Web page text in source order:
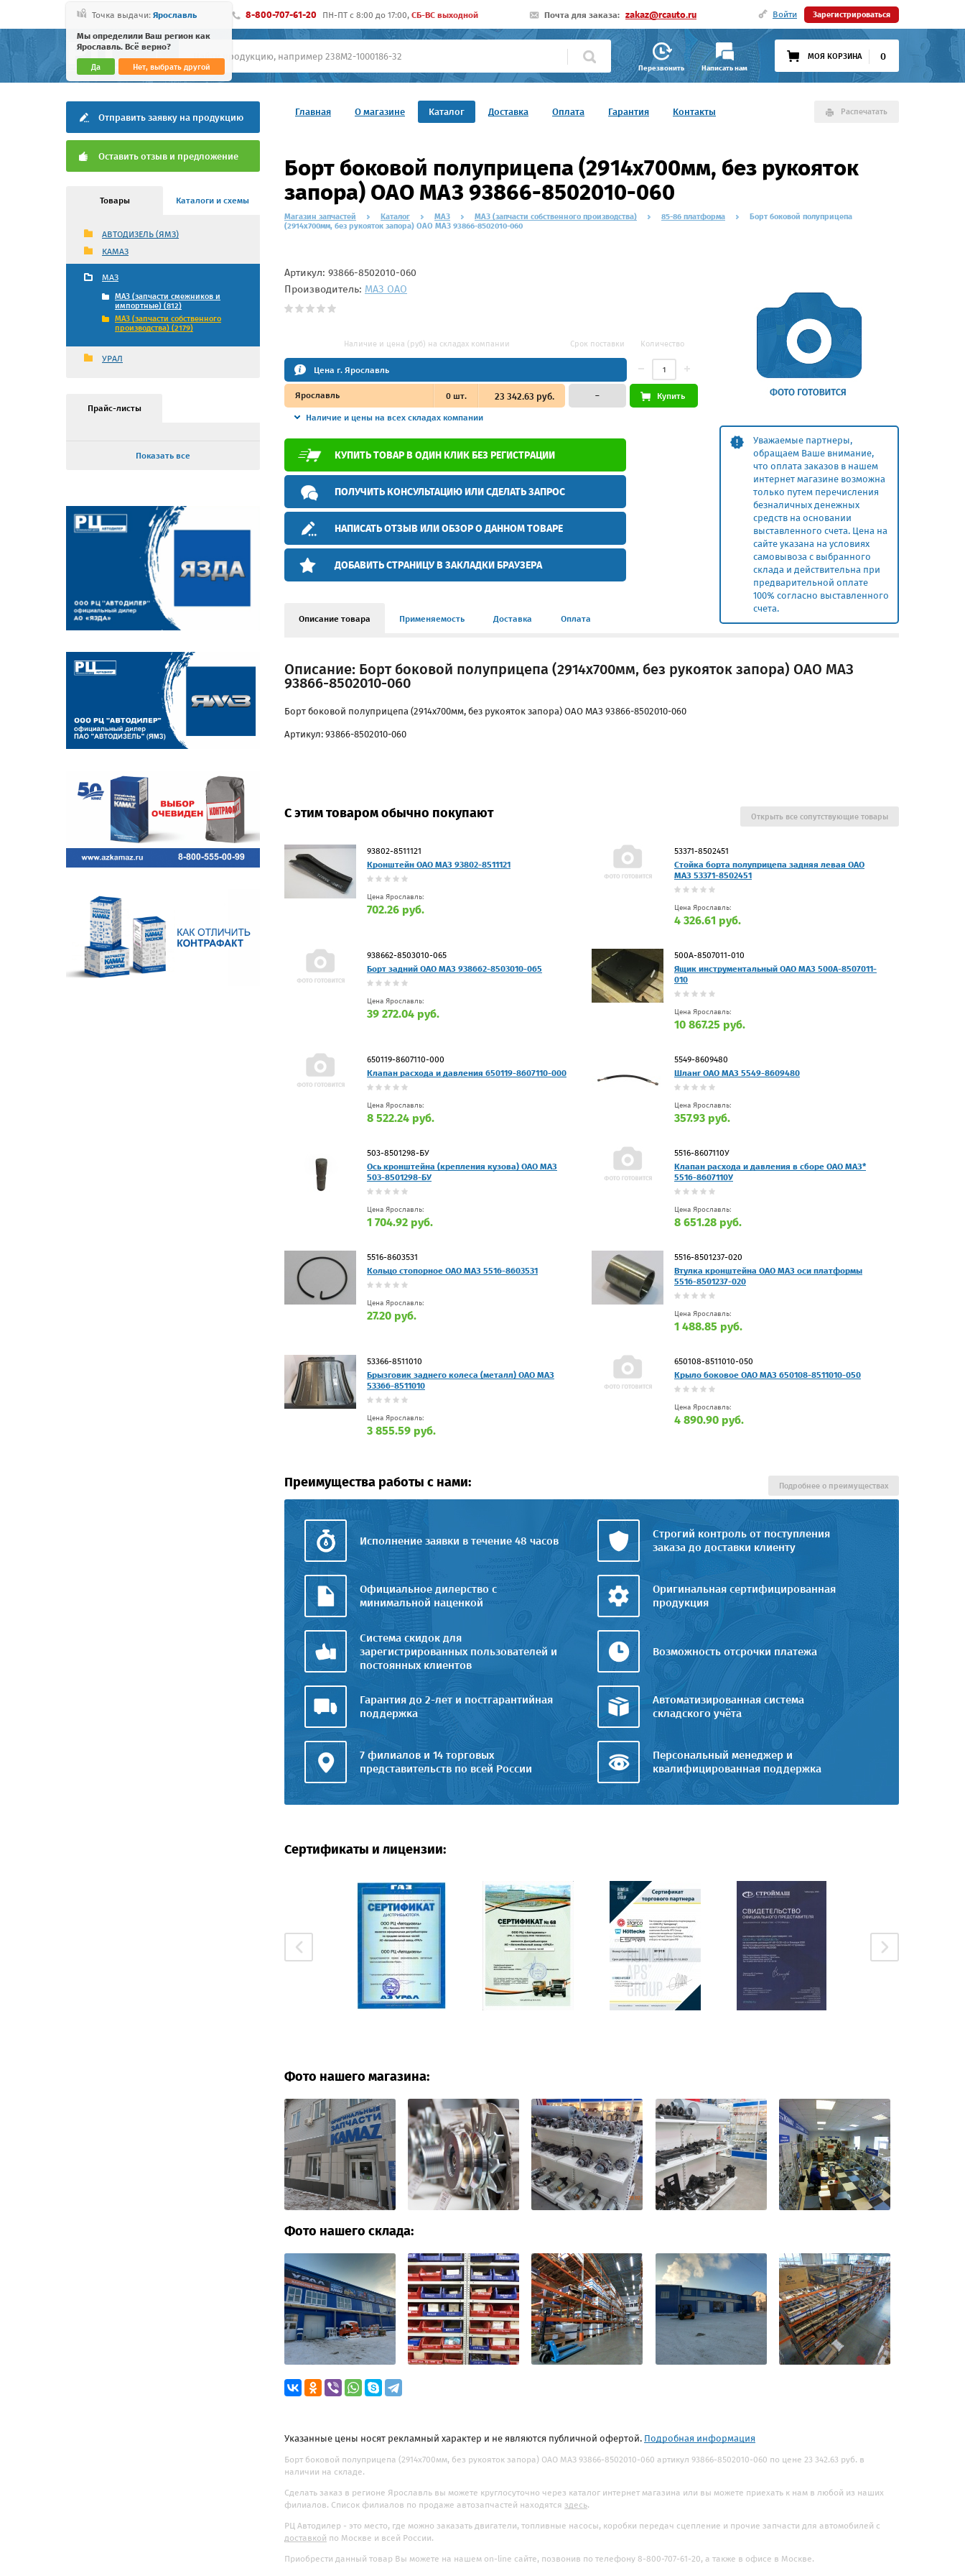
Точка выдачи: Ярославль
Мы определили Ваш регион как
Ярославль. Всё верно?
Да Нет, выбрать другой
8-800-707-61-20 ПН-ПТ c 8:00 до 17:00, СБ-ВС выходной Почта для заказа: zakaz@rcauto.ru Войти Зарегистрироваться
Перезвонить Написать нам
МОЯ КОРЗИНА 0
Главная О магазине Каталог Доставка Оплата Гарантия Контакты Распечатать
Отправить заявку на продукцию
Оставить отзыв и предложение
Товары Каталоги и схемы
АВТОДИЗЕЛЬ (ЯМЗ)
КАМАЗ
МАЗ
МАЗ (запчасти смежников и
импортные) (812)
МАЗ (запчасти собственного
производства) (2179)
УРАЛ
Прайс-листы
Показать все
Борт боковой полуприцепа (2914х700мм, без рукояток
запора) ОАО МАЗ 93866-8502010-060
Магазин запчастей Каталог МАЗ МАЗ (запчасти собственного производства) 85-86 платформа
Борт боковой полуприцепа
(2914х700мм, без рукояток запора) ОАО МАЗ 93866-8502010-060
Уважаемые партнеры,
обращаем Ваше внимание,
что оплата заказов в нашем
интернет магазине возможна
только путем перечисления
безналичных денежных
средств на основании
выставленного счета. Цена на
сайте указана на условиях
самовывоза с выбранного
склада и действительна при
предварительной оплате
100% согласно выставленного
счета.
Артикул: 93866-8502010-060
Производитель: МАЗ ОАО
Наличие и цена (руб) на складах компании Срок поставки Количество
Цена г. Ярославль
Ярославль 0шт. 23 342.63 руб.
Наличие и цены на всех складах компании
– Купить
КУПИТЬ ТОВАР В ОДИН КЛИК БЕЗ РЕГИСТРАЦИИ
ПОЛУЧИТЬ КОНСУЛЬТАЦИЮ ИЛИ СДЕЛАТЬ ЗАПРОС
НАПИСАТЬ ОТЗЫВ ИЛИ ОБЗОР О ДАННОМ ТОВАРЕ
ДОБАВИТЬ СТРАНИЦУ В ЗАКЛАДКИ БРАУЗЕРА
Описание товара Применяемость Доставка Оплата
Описание: Борт боковой полуприцепа (2914х700мм, без рукояток запора) ОАО МАЗ
93866-8502010-060
Борт боковой полуприцепа (2914х700мм, без рукояток запора) ОАО МАЗ 93866-8502010-060
Артикул: 93866-8502010-060
С этим товаром обычно покупают
93802-8511121
Кронштейн ОАО МАЗ 93802-8511121
Цена Ярославль:
702.26 руб.
53371-8502451
Стойка борта полуприцепа задняя левая ОАО
МАЗ 53371-8502451
Цена Ярославль:
4 326.61 руб.
938662-8503010-065
Борт задний ОАО МАЗ 938662-8503010-065
Цена Ярославль:
39 272.04 руб.
500А-8507011-010
Ящик инструментальный ОАО МАЗ 500А-8507011-
010
Цена Ярославль:
10 867.25 руб.
650119-8607110-000
Клапан расхода и давления 650119-8607110-000
Цена Ярославль:
8 522.24 руб.
5549-8609480
Шланг ОАО МАЗ 5549-8609480
Цена Ярославль:
357.93 руб.
503-8501298-БУ
Ось кронштейна (крепления кузова) ОАО МАЗ
503-8501298-БУ
Цена Ярославль:
1 704.92 руб.
5516-8607110У
Клапан расхода и давления в сборе ОАО МАЗ*
5516-8607110У
Цена Ярославль:
8 651.28 руб.
5516-8603531
Кольцо стопорное ОАО МАЗ 5516-8603531
Цена Ярославль:
27.20 руб.
5516-8501237-020
Втулка кронштейна ОАО МАЗ оси платформы
5516-8501237-020
Цена Ярославль:
1 488.85 руб.
53366-8511010
Брызговик заднего колеса (металл) ОАО МАЗ
53366-8511010
Цена Ярославль:
3 855.59 руб.
650108-8511010-050
Крыло боковое ОАО МАЗ 650108-8511010-050
Цена Ярославль:
4 890.90 руб.
Открыть все сопутствующие товары
Преимущества работы с нами:
Исполнение заявки в течение 48 часов
Строгий контроль от поступления
заказа до доставки клиенту
Официальное дилерство с
минимальной наценкой
Оригинальная сертифицированная
продукция
Система скидок для
зарегистрированных пользователей и
постоянных клиентов
Возможность отсрочки платежа
Гарантия до 2-лет и постгарантийная
поддержка
Автоматизированная система
складского учёта
7 филиалов и 14 торговых
представительств по всей России
Персональный менеджер и
квалифицированная поддержка
Подробнее о преимуществах
Сертификаты и лицензии:
Фото нашего магазина:
Фото нашего склада:
Указанные цены носят рекламный характер и не являются публичной офертой. Подробная информация
Борт боковой полуприцепа (2914х700мм, без рукояток запора) ОАО МАЗ 93866-8502010-060 артикул 93866-8502010-060 по цене 23 342.63 руб. в
наличии на складе.
Сделать заказ в регионе Ярославль вы можете круглосуточно через каталог интернет магазина или вы можете приехать к нам в любой из наших
филиалов. Список филиалов по продаже автозапчастей находятся здесь.
РЦ Автодилер - это место, где можно заказать двигатели, топливные насосы, коробки передач сцепление и прочие запчасти для автомобилей с
доставкой по Москве и всей России.
Приобрести данный товар Вы можете на нашем on-line сайте, позвонив по телефону 8-800-707-61-20, а также в офисе в Москве.